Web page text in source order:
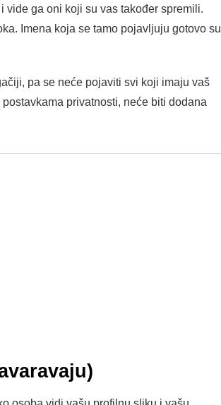
vide ga oni koji su vas također spremili.
Imena koja se tamo pojavljuju gotovo su
pa se neće pojaviti svi koji imaju vaš
privatnosti, neće biti dodana